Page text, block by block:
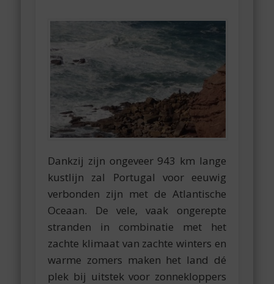
Dankzij zijn ongeveer 943 km lange
kustlijn zal Portugal voor eeuwig
verbonden zijn met de Atlantische
Oceaan. De vele, vaak ongerepte
stranden in combinatie met het
zachte klimaat van zachte winters en
warme zomers maken het land dé
plek bij uitstek voor zonnekloppers